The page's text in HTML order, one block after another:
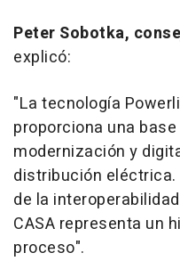
Peter Sobotka,
explicó:
"La tecnología
proporciona una
modernización y
distribución
de la
CASA representa un
proceso".